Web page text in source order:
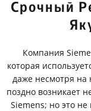
Срочный
Компания
которая
даже несмотря на
поздно возникает
Siemens; но это